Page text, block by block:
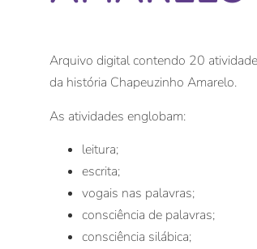
Arquivo digital contendo 20
da história Chapeuzinho Amarelo.
As atividades englobam:
leitura;
escrita;
vogais nas palavras;
consciência de palavras;
consciência silábica;